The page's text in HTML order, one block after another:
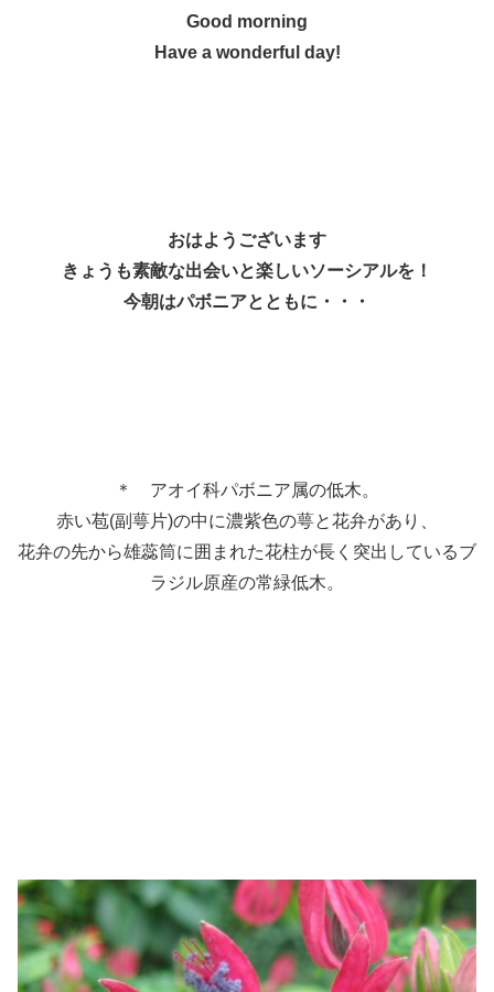
Good morning
Have a wonderful day!
おはようございます
きょうも素敵な出会いと楽しいソーシアルを！
今朝はパボニアとともに・・・
＊ アオイ科パボニア属の低木。
赤い苞(副萼片)の中に濃紫色の萼と花弁があり、
花弁の先から雄蕊筒に囲まれた花柱が長く突出しているブ
ラジル原産の常緑低木。